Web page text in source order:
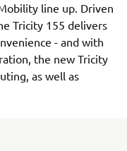
line up. Driven
Tricity 155 delivers
- and with
the new Tricity
as well as